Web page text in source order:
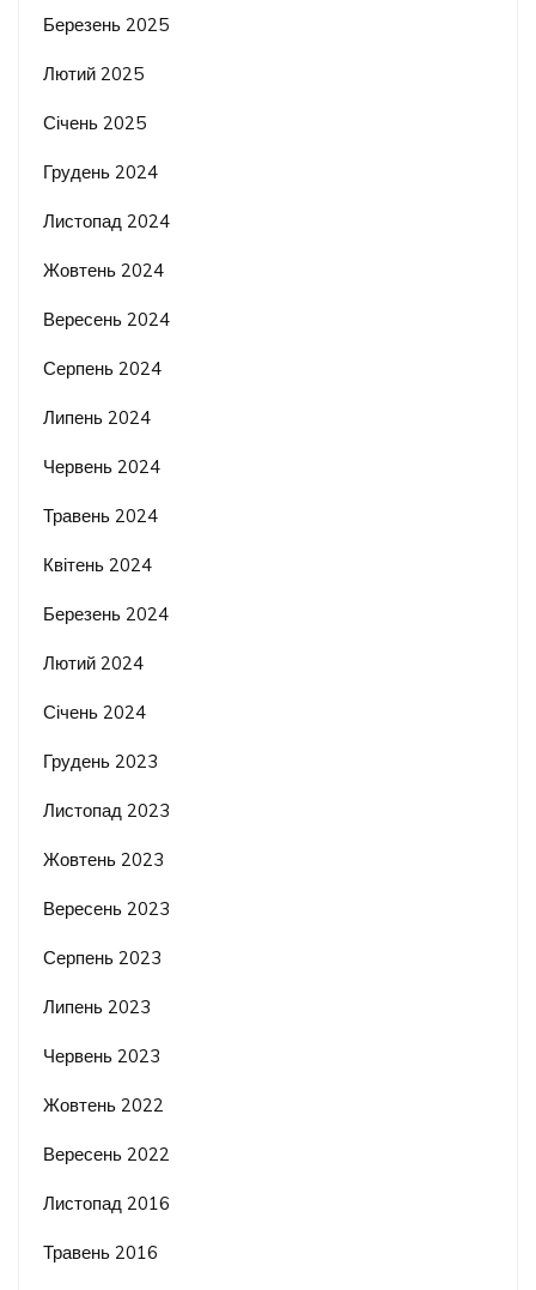
Березень 2025
Лютий 2025
Січень 2025
Грудень 2024
Листопад 2024
Жовтень 2024
Вересень 2024
Серпень 2024
Липень 2024
Червень 2024
Травень 2024
Квітень 2024
Березень 2024
Лютий 2024
Січень 2024
Грудень 2023
Листопад 2023
Жовтень 2023
Вересень 2023
Серпень 2023
Липень 2023
Червень 2023
Жовтень 2022
Вересень 2022
Листопад 2016
Травень 2016